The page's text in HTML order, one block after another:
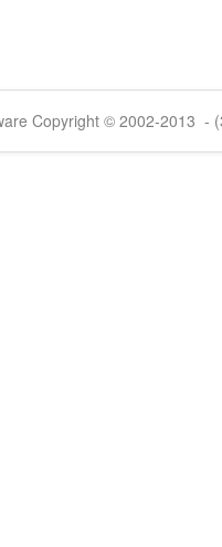
Copyright © 2002-2013 -